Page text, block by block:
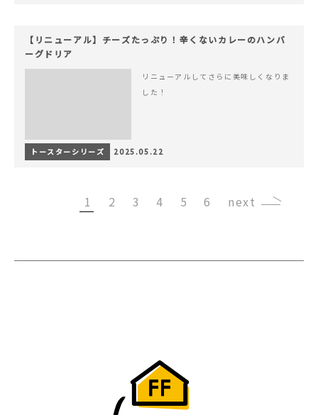
【リニューアル】チーズたっぷり！辛くないカレーのハンバ
ーグドリア
リニューアルしてさらに美味しくなりま
した！
トースターシリーズ 2025.05.22
1 2 3 4 5 6 ›